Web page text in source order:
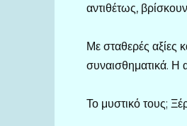
αντιθέτως,
Με σταθερές αξίες
συναισθηματικά. Η
Το μυστικό τους;